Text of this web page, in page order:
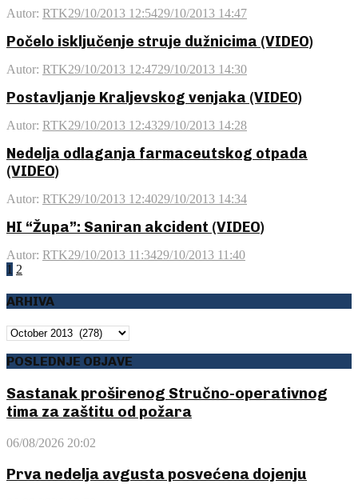
Autor: RTK29/10/2013 12:5429/10/2013 14:47
Počelo isključenje struje dužnicima (VIDEO)
Autor: RTK29/10/2013 12:4729/10/2013 14:30
Postavljanje Kraljevskog venjaka (VIDEO)
Autor: RTK29/10/2013 12:4329/10/2013 14:28
Nedelja odlaganja farmaceutskog otpada
(VIDEO)
Autor: RTK29/10/2013 12:4029/10/2013 14:34
HI “Župa”: Saniran akcident (VIDEO)
Autor: RTK29/10/2013 11:3429/10/2013 11:40
Posts
pagination
1 2
ARHIVA
ARHIVA
POSLEDNJE OBJAVE
Sastanak proširenog Stručno-operativnog
tima za zaštitu od požara
06/08/2026 20:02
Prva nedelja avgusta posvećena dojenju